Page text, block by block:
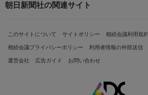
朝日新聞社の関連サイト
このサイトについて サイトポリシー 相続会議利用規約
相続会議プライバシーポリシー 利用者情報の外部送信
運営会社 広告ガイド お問い合わせ